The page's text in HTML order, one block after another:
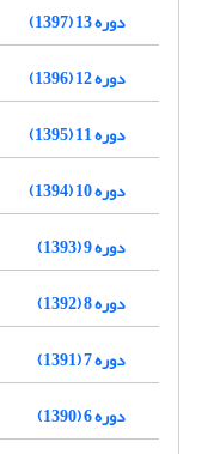
دوره 13 (1397)
دوره 12 (1396)
دوره 11 (1395)
دوره 10 (1394)
دوره 9 (1393)
دوره 8 (1392)
دوره 7 (1391)
دوره 6 (1390)